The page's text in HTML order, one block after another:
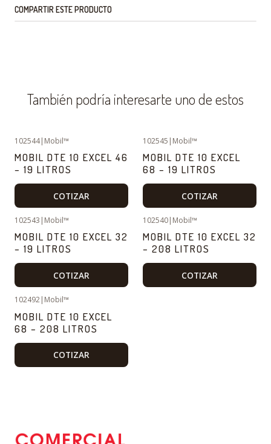
COMPARTIR ESTE PRODUCTO
También podría interesarte uno de estos
102544| Mobil™
MOBIL DTE 10 EXCEL 46
– 19 LITROS
COTIZAR
102545 | Mobil™
MOBIL DTE 10 EXCEL
68 – 19 LITROS
COTIZAR
102543 | Mobil™
MOBIL DTE 10 EXCEL 32
– 19 LITROS
COTIZAR
102540| Mobil™
MOBIL DTE 10 EXCEL 32
– 208 LITROS
COTIZAR
102492| Mobil™
MOBIL DTE 10 EXCEL
68 – 208 LITROS
COTIZAR